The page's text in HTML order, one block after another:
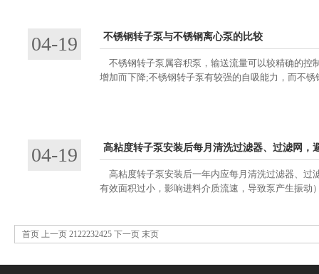
04-19 不锈钢转子泵与不锈钢离心泵的比较
不锈钢转子泵属容积泵，输送流量可以较精确的控
增加而下降;不锈钢转子泵有较强的自吸能力，而不
04-19 高粘度转子泵安装后每月清洗过滤器、过滤网，
高粘度转子泵安装后一年内应每月清洗过滤器、过
有效面积过小，影响进料介质流速，导致泵产生振动
首页 上一页 2122232425 下一页 末页